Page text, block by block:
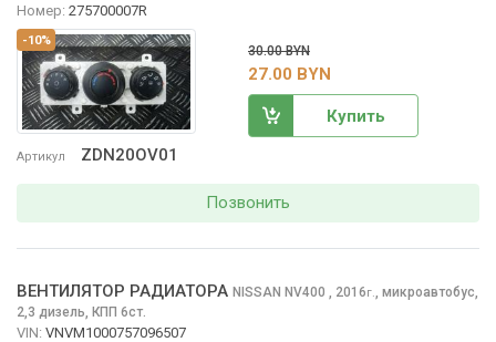
-10%
Артикул ZDN20OV01
Номер: 275700007R
30.00 BYN
27.00 BYN
Купить
Позвонить
ВЕНТИЛЯТОР РАДИАТОРА NISSAN NV400 , 2016г.
микроавтобус,
2,3 дизель, КПП 6ст.
VIN: VNVM1000757096507